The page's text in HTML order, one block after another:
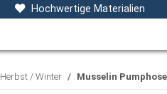
Hochwertige Materialien
Accessoires Decken,
Herbst / Winter Musselin